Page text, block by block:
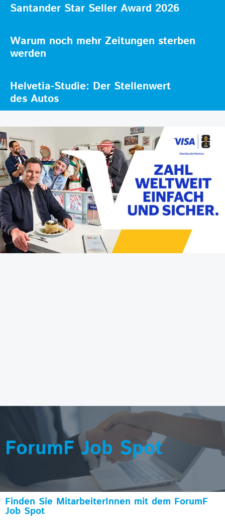
Santander Star Seller Award 2026
Warum noch mehr Zeitungen sterben
werden
Helvetia-Studie: Der Stellenwert
des Autos
ForumF Job Spot
Finden Sie MitarbeiterInnen mit dem ForumF
Job Spot